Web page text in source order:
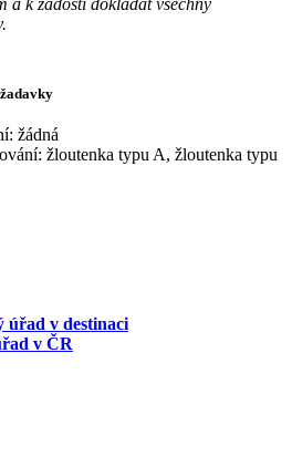
žádná
žloutenka typu A, žloutenka typu
úřad v destinaci
v ČR